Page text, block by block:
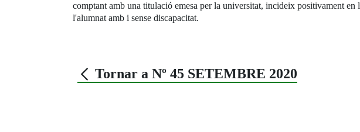
comptant amb una titulació emesa per la universitat, incideix positivament
l'alumnat amb i sense discapacitat.
Tornar a Nº 45 SETEMBRE 2020